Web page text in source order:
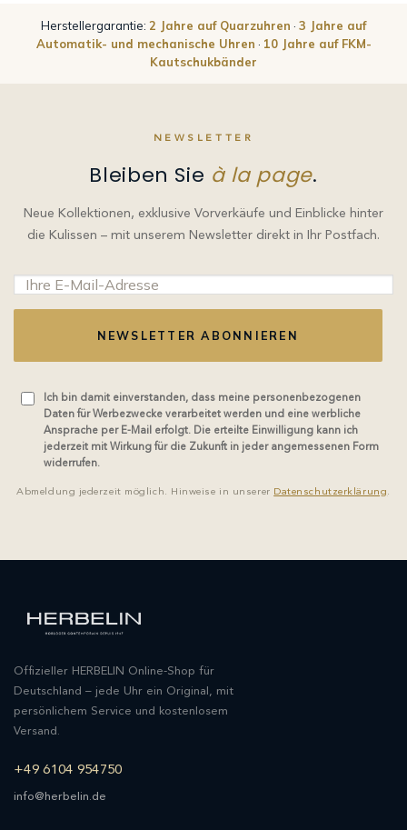
Herstellergarantie: 2 Jahre auf Quarzuhren · 3 Jahre auf
Automatik- und mechanische Uhren · 10 Jahre auf FKM-
Kautschukbänder
NEWSLETTER
Bleiben Sie à la page.
Neue Kollektionen, exklusive Vorverkäufe und Einblicke hinter
die Kulissen – mit unserem Newsletter direkt in Ihr Postfach.
NEWSLETTER ABONNIEREN
Ich bin damit einverstanden, dass meine personenbezogenen
Daten für Werbezwecke verarbeitet werden und eine werbliche
Ansprache per E-Mail erfolgt. Die erteilte Einwilligung kann ich
jederzeit mit Wirkung für die Zukunft in jeder angemessenen Form
widerrufen.
Abmeldung jederzeit möglich. Hinweise in unserer Datenschutzerklärung.
Offizieller HERBELIN Online-Shop für
Deutschland – jede Uhr ein Original, mit
persönlichem Service und kostenlosem
Versand.
+49 6104 954750
info@herbelin.de